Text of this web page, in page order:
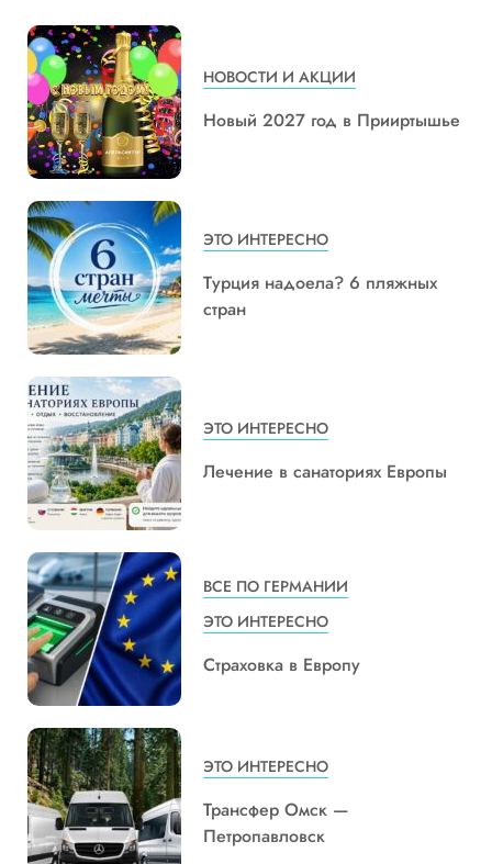
НОВОСТИ И АКЦИИ
Новый 2027 год в Прииртышье
ЭТО ИНТЕРЕСНО
Турция надоела? 6 пляжных
стран
ЭТО ИНТЕРЕСНО
Лечение в санаториях Европы
ВСЕ ПО ГЕРМАНИИ
ЭТО ИНТЕРЕСНО
Страховка в Европу
ЭТО ИНТЕРЕСНО
Трансфер Омск —
Петропавловск